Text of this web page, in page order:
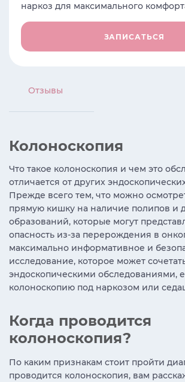
наркоз для максимального
ЗАПИСАТЬСЯ
Отзывы
Колоноскопия
Что такое колоноскопия и чем это
отличается от других
Прежде всего тем, что можно
прямую кишку на наличие полипов и
образований, которые могут
опасность из-за перерождения в
максимально информативное и
исследование, которое может
эндоскопическими обследованиями,
колоноскопию под наркозом или
Когда проводится
колоноскопия?
По каким признакам стоит пройти
проводится колоноскопия, вам